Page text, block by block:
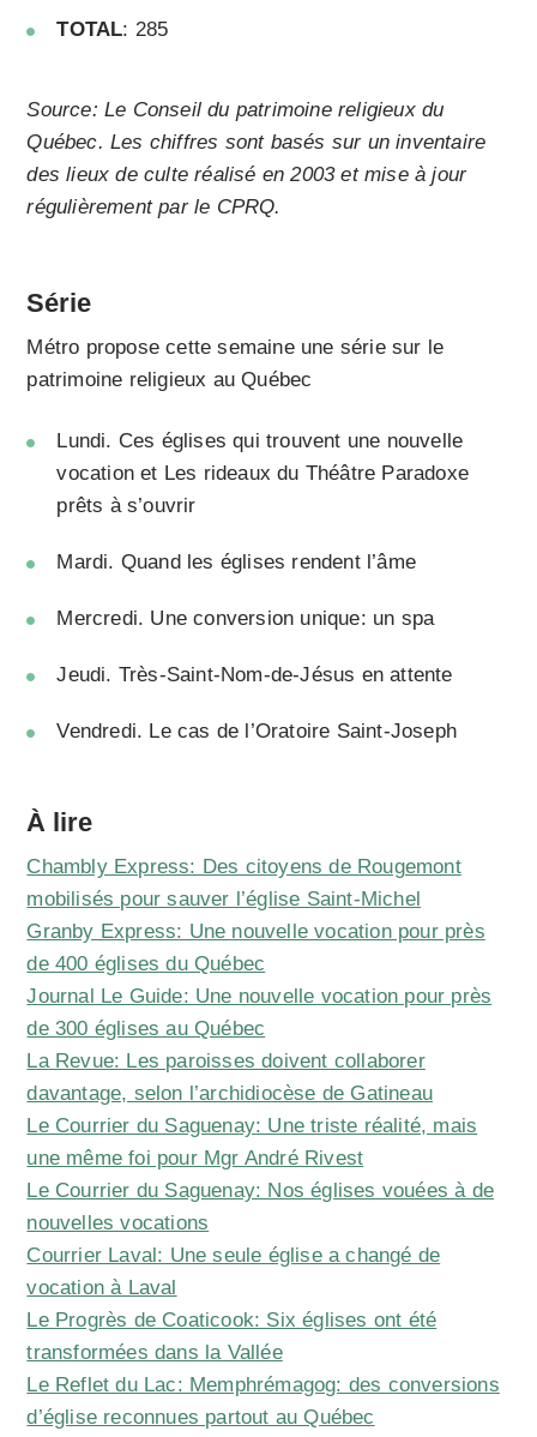
TOTAL: 285
Source: Le Conseil du patrimoine religieux du
Québec. Les chiffres sont basés sur un inventaire
des lieux de culte réalisé en 2003 et mise à jour
régulièrement par le CPRQ.
Série
Métro propose cette semaine une série sur le
patrimoine religieux au Québec
Lundi. Ces églises qui trouvent une nouvelle
vocation et Les rideaux du Théâtre Paradoxe
prêts à s’ouvrir
Mardi. Quand les églises rendent l’âme
Mercredi. Une conversion unique: un spa
Jeudi. Très-Saint-Nom-de-Jésus en attente
Vendredi. Le cas de l’Oratoire Saint-Joseph
À lire
Chambly Express: Des citoyens de Rougemont
mobilisés pour sauver l’église Saint-Michel
Granby Express: Une nouvelle vocation pour près
de 400 églises du Québec
Journal Le Guide: Une nouvelle vocation pour près
de 300 églises au Québec
La Revue: Les paroisses doivent collaborer
davantage, selon l’archidiocèse de Gatineau
Le Courrier du Saguenay: Une triste réalité, mais
une même foi pour Mgr André Rivest
Le Courrier du Saguenay: Nos églises vouées à de
nouvelles vocations
Courrier Laval: Une seule église a changé de
vocation à Laval
Le Progrès de Coaticook: Six églises ont été
transformées dans la Vallée
Le Reflet du Lac: Memphrémagog: des conversions
d’église reconnues partout au Québec